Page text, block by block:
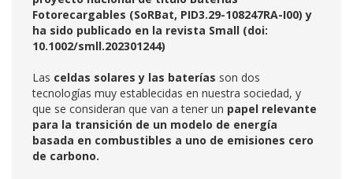
Fotorecargables (SoRBat, PID3.29-108247RA-I00) y
ha sido publicado en la revista Small (doi:
10.1002/smll.202301244)
Las celdas solares y las baterías son dos
tecnologías muy establecidas en nuestra sociedad, y
que se consideran que van a tener un papel relevante
para la transición de un modelo de energía
basada en combustibles a uno de emisiones cero
de carbono.